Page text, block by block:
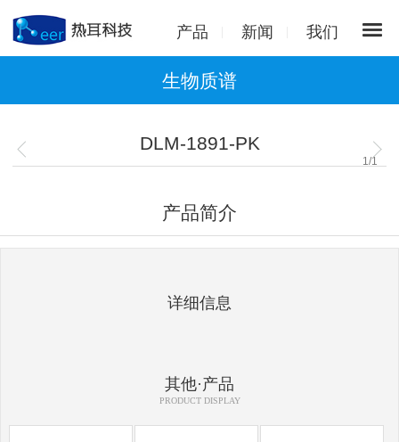
产品 新闻 我们
生物质谱
DLM-1891-PK
1 /1
产品简介
详细信息
其他·产品
PRODUCT DISPLAY